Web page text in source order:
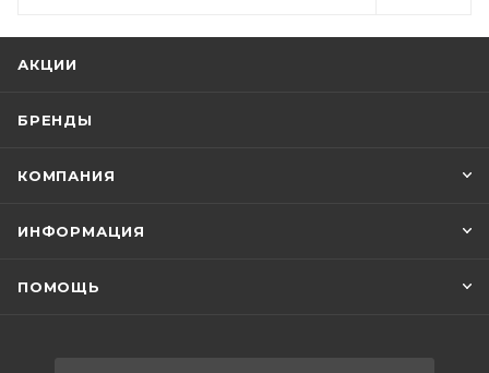
АКЦИИ
БРЕНДЫ
КОМПАНИЯ
ИНФОРМАЦИЯ
ПОМОЩЬ